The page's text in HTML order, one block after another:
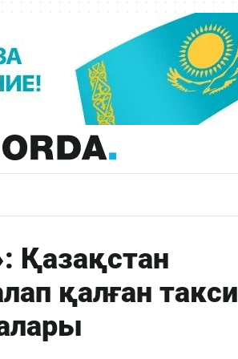
Қазақстан
қалған такси